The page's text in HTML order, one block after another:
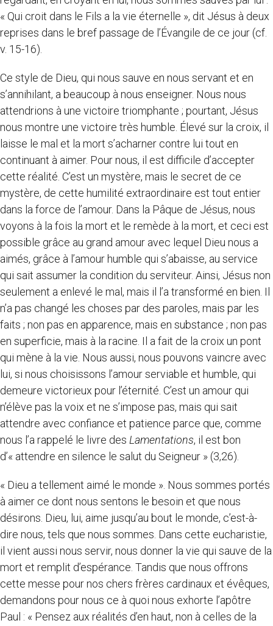
« Qui croit dans le Fils a la vie éternelle », dit Jésus à deux
reprises dans le bref passage de l’Évangile de ce jour (cf.
v. 15-16).
Ce style de Dieu, qui nous sauve en nous servant et en
s’annihilant, a beaucoup à nous enseigner. Nous nous
attendrions à une victoire triomphante ; pourtant, Jésus
nous montre une victoire très humble. Élevé sur la croix, il
laisse le mal et la mort s’acharner contre lui tout en
continuant à aimer. Pour nous, il est difficile d’accepter
cette réalité. C’est un mystère, mais le secret de ce
mystère, de cette humilité extraordinaire est tout entier
dans la force de l’amour. Dans la Pâque de Jésus, nous
voyons à la fois la mort et le remède à la mort, et ceci est
possible grâce au grand amour avec lequel Dieu nous a
aimés, grâce à l’amour humble qui s’abaisse, au service
qui sait assumer la condition du serviteur. Ainsi, Jésus non
seulement a enlevé le mal, mais il l’a transformé en bien. Il
n’a pas changé les choses par des paroles, mais par les
faits ; non pas en apparence, mais en substance ; non pas
en superficie, mais à la racine. Il a fait de la croix un pont
qui mène à la vie. Nous aussi, nous pouvons vaincre avec
lui, si nous choisissons l’amour serviable et humble, qui
demeure victorieux pour l’éternité. C’est un amour qui
n’élève pas la voix et ne s’impose pas, mais qui sait
attendre avec confiance et patience parce que, comme
nous l’a rappelé le livre des Lamentations, il est bon
d’« attendre en silence le salut du Seigneur » (3,26).
« Dieu a tellement aimé le monde ». Nous sommes portés
à aimer ce dont nous sentons le besoin et que nous
désirons. Dieu, lui, aime jusqu’au bout le monde, c’est-à-
dire nous, tels que nous sommes. Dans cette eucharistie,
il vient aussi nous servir, nous donner la vie qui sauve de la
mort et remplit d’espérance. Tandis que nous offrons
cette messe pour nos chers frères cardinaux et évêques,
demandons pour nous ce à quoi nous exhorte l’apôtre
Paul : « Pensez aux réalités d’en haut, non à celles de la